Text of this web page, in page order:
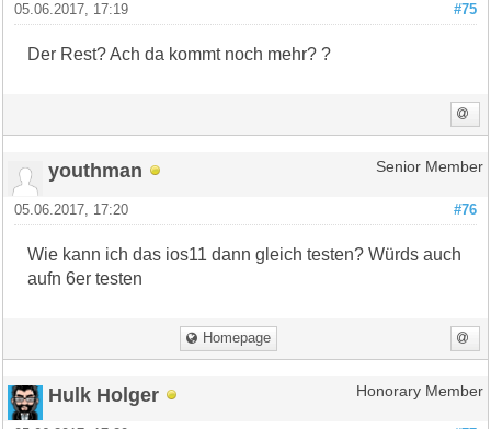
#75
05.06.2017, 17:19
Der Rest? Ach da kommt noch mehr? ?
youthman Senior Member
#76
05.06.2017, 17:20
Wie kann ich das ios11 dann gleich testen? Würds auch
aufn 6er testen
Homepage
Hulk Holger Honorary Member